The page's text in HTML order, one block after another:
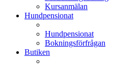
Kursanmälan
Hundpensionat
Hundpensionat
Bokningsförfrågan
Butiken